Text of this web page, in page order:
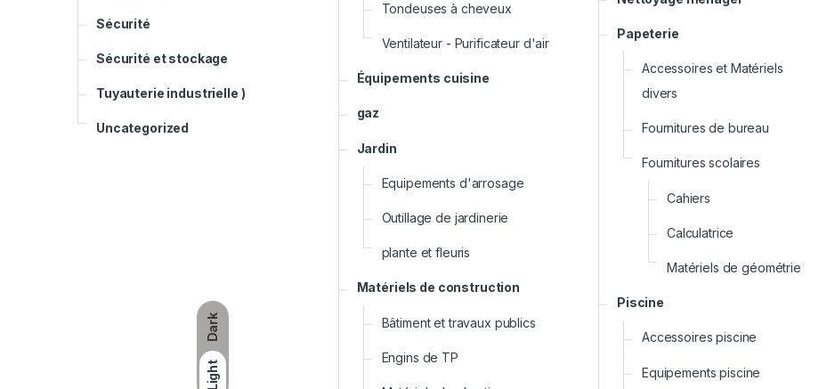
Dark
Light
Sécurité
Sécurité et stockage
Tuyauterie industrielle )
Uncategorized
Tondeuses à cheveux
Ventilateur - Purificateur d'air
Équipements cuisine
gaz
Jardin
Equipements d'arrosage
Outillage de jardinerie
plante et fleuris
Matériels de construction
Bâtiment et travaux publics
Engins de TP
Papeterie
Accessoires et Matériels
divers
Fournitures de bureau
Fournitures scolaires
Cahiers
Calculatrice
Matériels de géométrie
Piscine
Accessoires piscine
Equipements piscine